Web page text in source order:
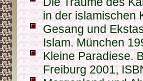
in der islamischen
Gesang und
Islam. München
Kleine Paradiese.
Freiburg 2001,